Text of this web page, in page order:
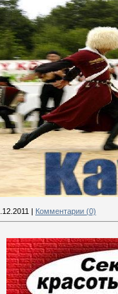
| Комментарии (0)